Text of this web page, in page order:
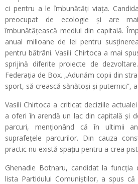
ci pentru a le îmbunătăţi viaţa.
preocupat de ecologie şi are
îmbunătăţească mediul din capitală.
anual milioane de lei pentru
pentru bătrâni. Vasili Chirtoca a mai
sprijină diferite proiecte de
Federaţia de Box. „Adunăm copii din
sport, să crească sănătoşi şi puternici”,
Vasili Chirtoca a criticat deciziile
a oferi în arendă un lac din capitală şi
parcuri, menţionând că în ultimii
suprafeţele parcurilor. Din cauza
practic nu există spaţiu pentru a crea
Ghenadie Botnaru, candidat la funcţia
lista Partidului Comuniştilor, a spus că